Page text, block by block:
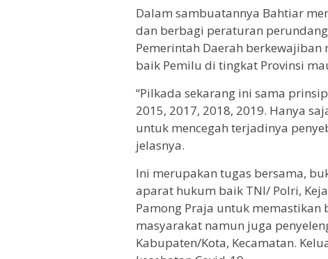
Dalam sambuatannya Bahtiar
dan berbagi peraturan
Pemerintah Daerah berkewajiban
baik Pemilu di tingkat Provinsi
“Pilkada sekarang ini sama
2015, 2017, 2018, 2019. Hanya
untuk mencegah terjadinya
jelasnya.
Ini merupakan tugas bersama,
aparat hukum baik TNI/ Polri,
Pamong Praja untuk
masyarakat namun juga
Kabupaten/Kota, Kecamatan.